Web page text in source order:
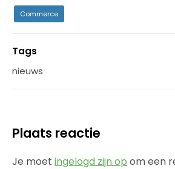
Commerce
Tags
nieuws
Plaats reactie
Je moet ingelogd zijn op om een